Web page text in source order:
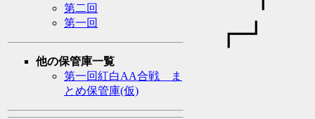
第二回
第一回
他の保管庫一覧
第一回紅白AA合戦 ま
とめ保管庫(仮)
┏┛